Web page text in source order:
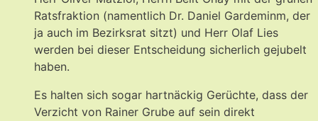
Ratsfraktion (namentlich Dr. Daniel Gardeminm, der
ja auch im Bezirksrat sitzt) und Herr Olaf Lies
werden bei dieser Entscheidung sicherlich gejubelt
haben.
Es halten sich sogar hartnäckig Gerüchte, dass der
Verzicht von Rainer Grube auf sein direkt